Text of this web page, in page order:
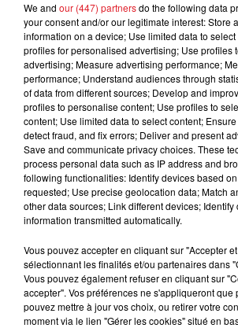
A noter que la sécurité sera
soir, du côté du stade pierre Mauroy
d’Ascq, ou l'Équipe de France
match amical, à 21h.
FIL D'ACTUS
We and our (447) partnersdo the following data
your consent and/or our legitimate interest: Store
information on a device; Use limited data to
profiles for personalised advertising; Use profiles
advertising; Measure advertising performance;
performance; Understand audiences through
of data from different sources; Develop and
profiles to personalise content; Use profiles to
content; Use limited data to select content;
detect fraud, and fix errors; Deliver and present
Save and communicate privacy choices. These
process personal data such as IP address and
following functionalities: Identify devices based
requested; Use precise geolocation data; Match
other data sources; Link different devices;
information transmitted automatically.
Vous pouvez accepter en cliquant sur "Accepter
sélectionnant les finalités et/ou partenaires dans
Vous pouvez également refuser en cliquant sur
accepter". Vos préférences ne s'appliqueront que
pouvez mettre à jour vos choix, ou retirer votre
moment via le lien "Gérer les cookies" situé en